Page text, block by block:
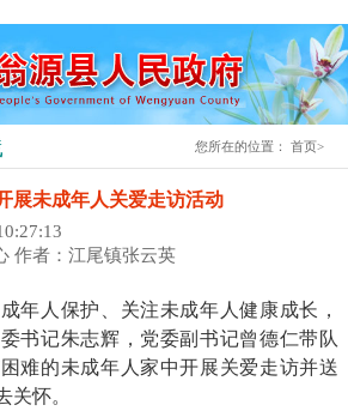
您所在的位置：首页>
展未成年人关爱走访活动
作者：江尾镇张云英
人保护、关注未成年人健康成长，
书记朱志辉，党委副书记曾德仁带队
难的未成年人家中开展关爱走访并送
怀。